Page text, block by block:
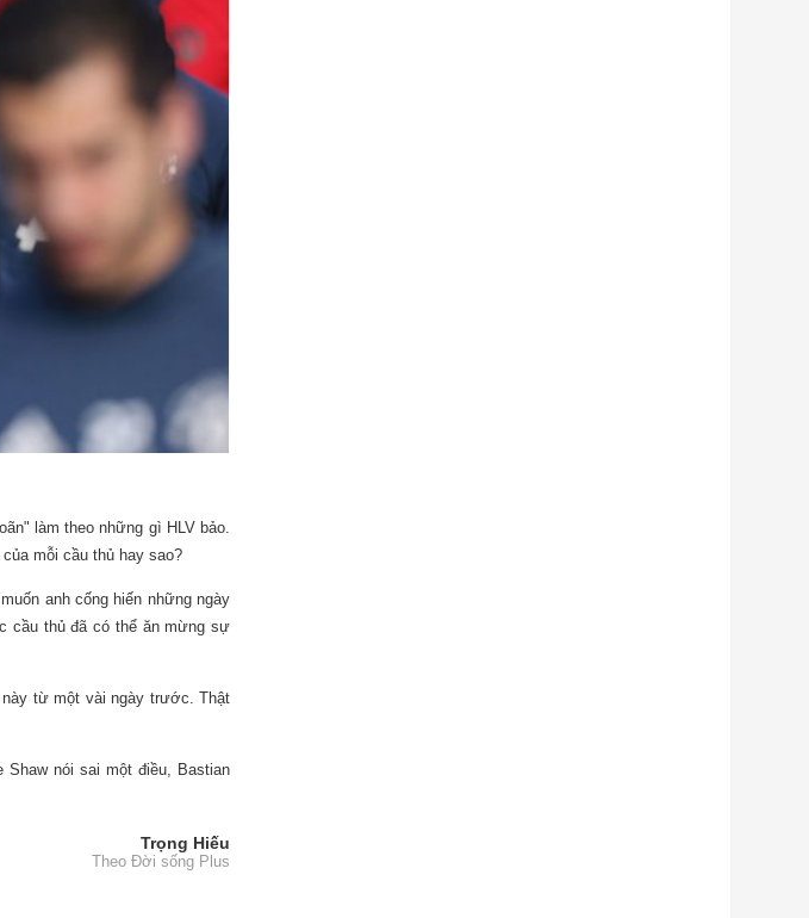
làm theo những gì HLV bảo.
mỗi cầu thủ hay sao?
anh cống hiến những ngày
cầu thủ đã có thể ăn mừng sự
từ một vài ngày trước. Thật
nói sai một điều, Bastian
Trọng Hiếu
Theo Đời sống Plus